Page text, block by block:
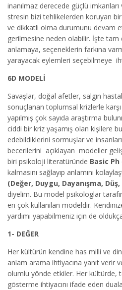
inanılmaz derecede güçlü imkanları
stresin bizi tehlikelerden koruyan
ve dikkatli olma durumunu devam
gerilmesine neden olabilir. İşte tam
anlamaya, seçeneklerin farkına
yarayacak eylemleri seçebilmeye
6D MODELİ
Savaşlar, doğal afetler, salgın
sonuçlanan toplumsal krizlerle karşı
yapılmış çok sayıda araştırma
ciddi bir kriz yaşamış olan kişilere
edebildiklerini sormuşlar ve
becerilerini açıklayan modeller
biri psikoloji literatüründe Basic Ph
kalmasını sağlayıp anlamını
(Değer, Duygu, Dayanışma,
diyelim. Bu model psikologlar
en çok kullanılan modeldir.
yardımı yapabilmeniz için de
1- DEĞER
Her kültürün kendine has milli ve
anlam arama ihtiyacına yanıt verir
olumlu yönde etkiler. Her kültürde,
gösterme ihtiyacını ifade eden